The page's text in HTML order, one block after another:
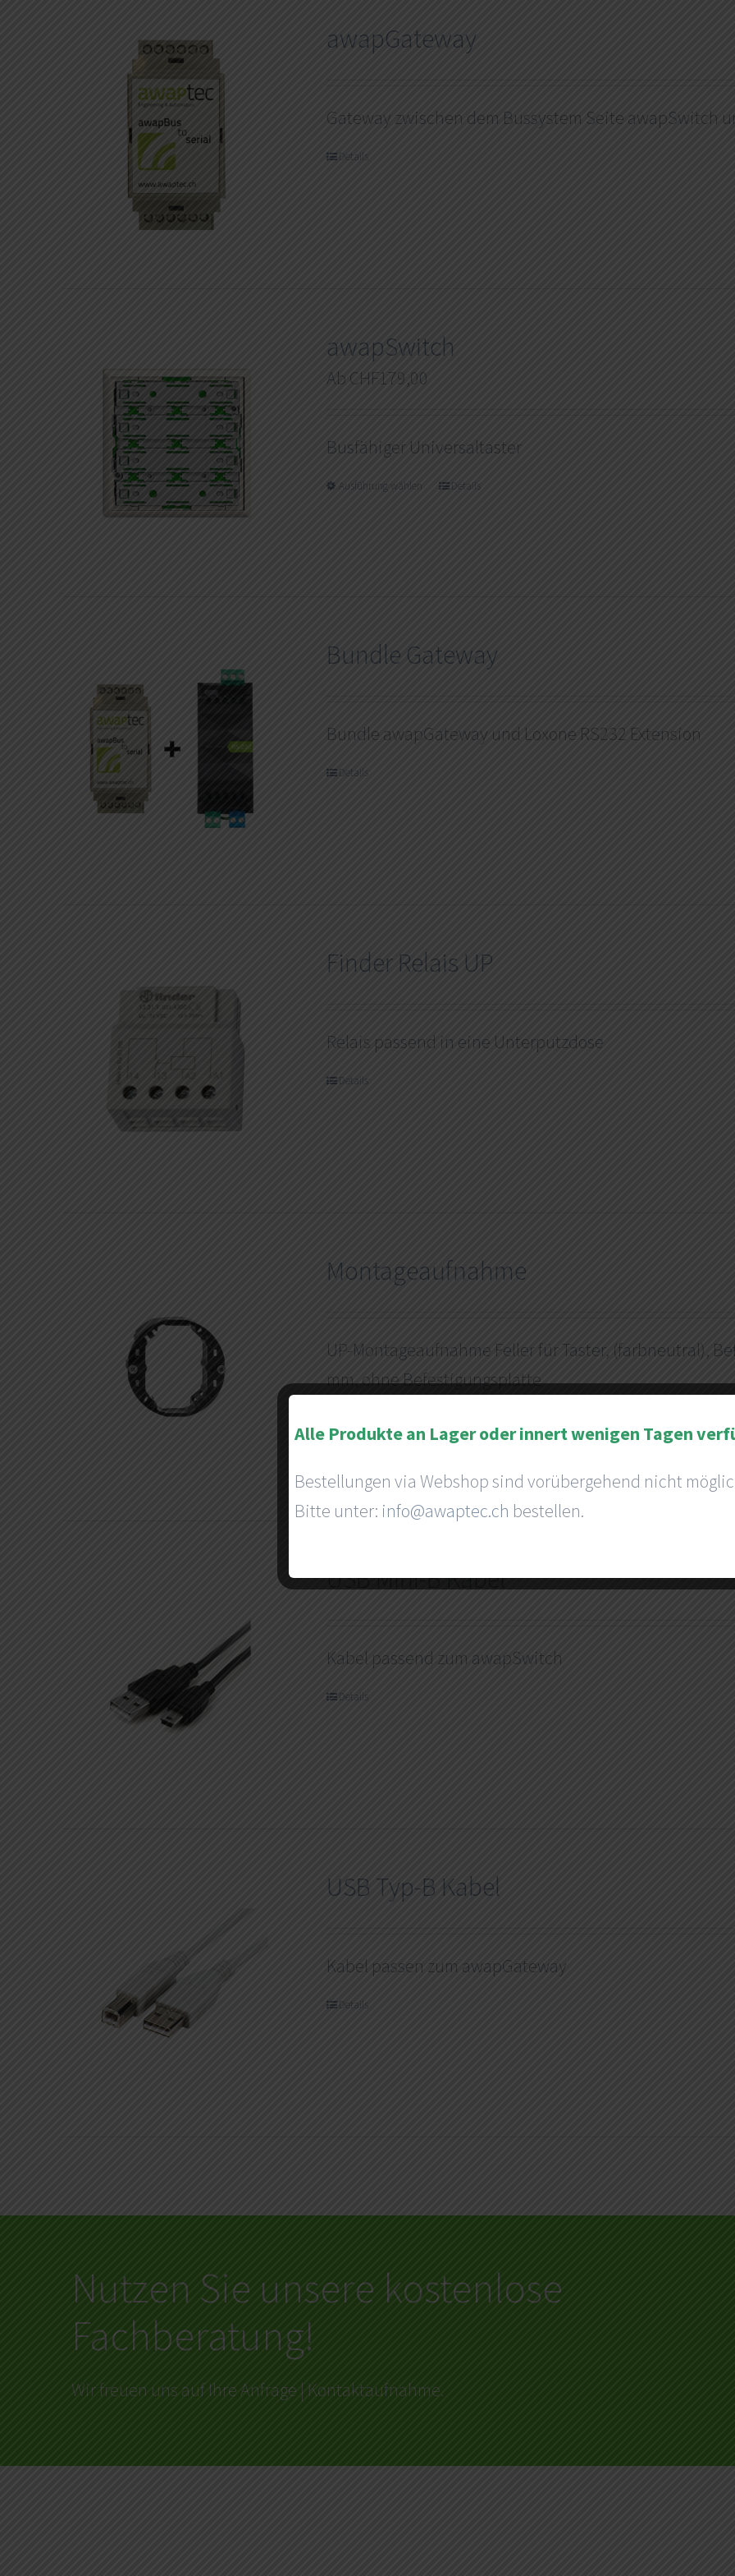
awapGateway
Gateway zwischen dem Bussystem Seite awapSwitch
Details
awapSwitch
Ab CHF179,00
Busfähiger Universaltaster
Ausführung wählen Details
Bundle Gateway
Bundle awapGateway und Loxone RS232 Extension
Details
Finder Relais UP
Relais passend in eine Unterputzdose
Details
Montageaufnahme
UP-Montageaufnahme Feller für Taster, (farbneutral),
mm, ohne Befestigungsplatte
USB Mini-B Kabel
Kabel passend zum awapSwitch
Details
USB Typ-B Kabel
Kabel passen zum awapGateway
Details
Nutzen Sie unsere kostenlose
Fachberatung!
Wir freuen uns auf Ihre Anfrage | Kontaktaufnahme.
Alle Produkte an Lager oder innert wenigen Tagen
Bestellungen via Webshop sind vorübergehend nicht
Bitte unter: info@awaptec.ch bestellen.